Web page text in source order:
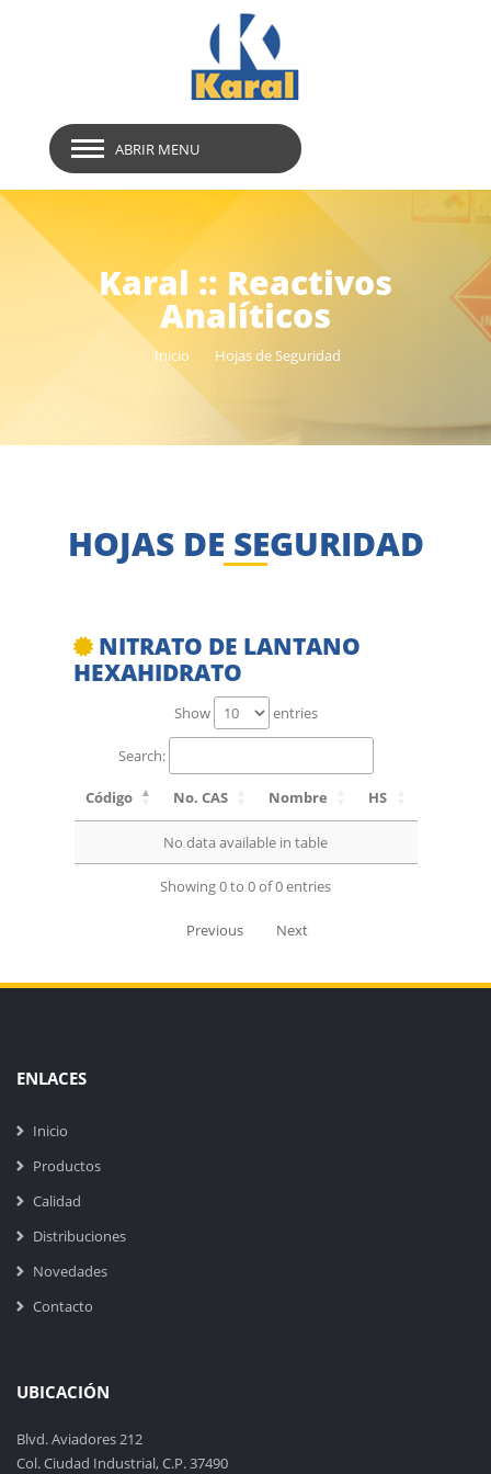
ABRIR MENU
Karal :: Reactivos
Analíticos
Inicio Hojas de Seguridad
HOJAS DE SEGURIDAD
NITRATO DE LANTANO
HEXAHIDRATO
Show entries
Search:
Código No. CAS Nombre HS
No data available in table
Showing 0 to 0 of 0 entries
Previous Next
ENLACES
Inicio
Productos
Calidad
Distribuciones
Novedades
Contacto
UBICACIÓN
Blvd. Aviadores 212
Col. Ciudad Industrial, C.P. 37490